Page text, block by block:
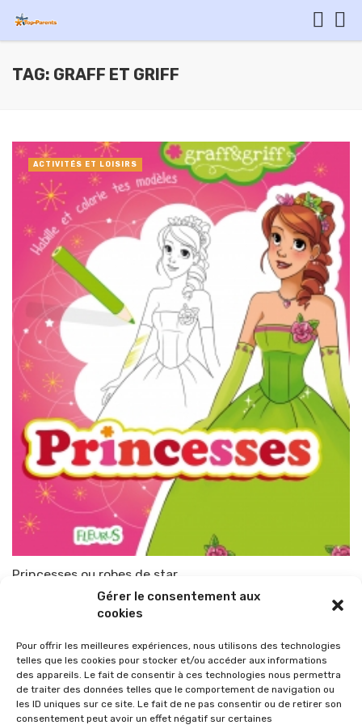
Gérer le consentement aux
cookies
Pour offrir les meilleures expériences, nous utilisons des technologies
telles que les cookies pour stocker et/ou accéder aux informations
des appareils. Le fait de consentir à ces technologies nous permettra
de traiter des données telles que le comportement de navigation ou
les ID uniques sur ce site. Le fait de ne pas consentir ou de retirer son
consentement peut avoir un effet négatif sur certaines
TAG: GRAFF ET GRIFF
Princesses ou robes de star
TOP-PARENTS 24 mai 2010
ACTIVITÉS ET LOISIRS